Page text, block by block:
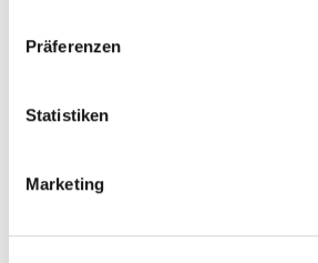
Präferenzen
Statistiken
Marketing